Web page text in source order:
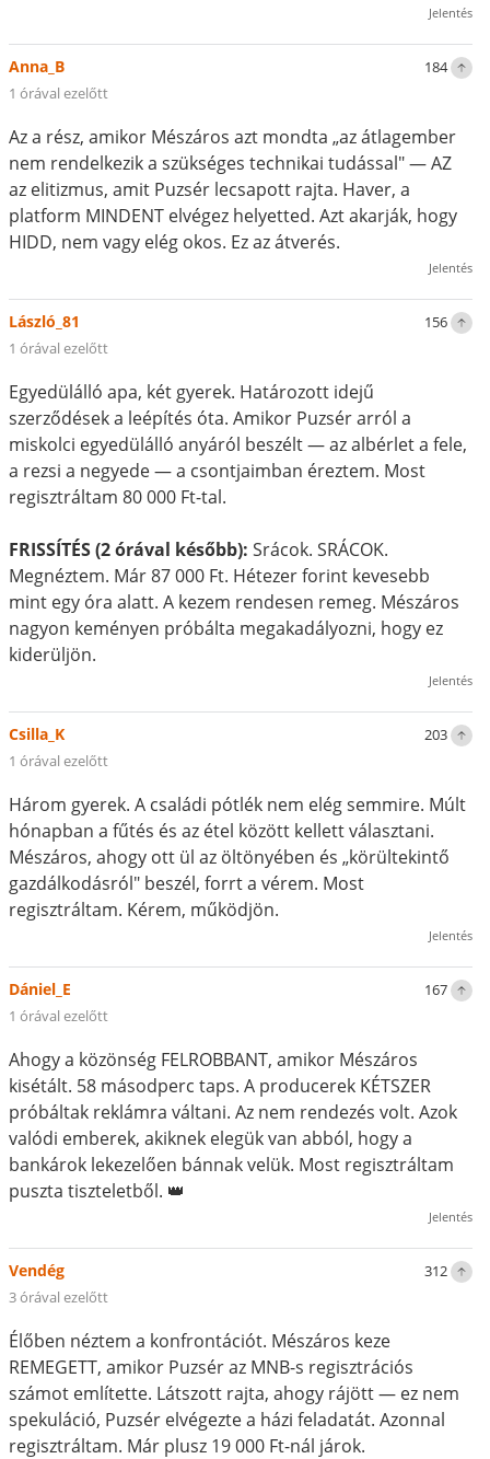
Jelentés
184
Anna_B
1 órával ezelőtt
Az a rész, amikor Mészáros azt mondta „az átlagember
nem rendelkezik a szükséges technikai tudással" — AZ
az elitizmus, amit Puzsér lecsapott rajta. Haver, a
platform MINDENT elvégez helyetted. Azt akarják, hogy
HIDD, nem vagy elég okos. Ez az átverés.
Jelentés
156
László_81
1 órával ezelőtt
Egyedülálló apa, két gyerek. Határozott idejű
szerződések a leépítés óta. Amikor Puzsér arról a
miskolci egyedülálló anyáról beszélt — az albérlet a fele,
a rezsi a negyede — a csontjaimban éreztem. Most
regisztráltam 80 000 Ft-tal.
FRISSÍTÉS (2 órával később): Srácok. SRÁCOK.
Megnéztem. Már 87 000 Ft. Hétezer forint kevesebb
mint egy óra alatt. A kezem rendesen remeg. Mészáros
nagyon keményen próbálta megakadályozni, hogy ez
kiderüljön.
Jelentés
203
Csilla_K
1 órával ezelőtt
Három gyerek. A családi pótlék nem elég semmire. Múlt
hónapban a fűtés és az étel között kellett választani.
Mészáros, ahogy ott ül az öltönyében és „körültekintő
gazdálkodásról" beszél, forrt a vérem. Most
regisztráltam. Kérem, működjön.
Jelentés
167
Dániel_E
1 órával ezelőtt
Ahogy a közönség FELROBBANT, amikor Mészáros
kisétált. 58 másodperc taps. A producerek KÉTSZER
próbáltak reklámra váltani. Az nem rendezés volt. Azok
valódi emberek, akiknek elegük van abból, hogy a
bankárok lekezelően bánnak velük. Most regisztráltam
puszta tiszteletből. 👑
Jelentés
312
Vendég
3 órával ezelőtt
Élőben néztem a konfrontációt. Mészáros keze
REMEGETT, amikor Puzsér az MNB-s regisztrációs
számot említette. Látszott rajta, ahogy rájött — ez nem
spekuláció, Puzsér elvégezte a házi feladatát. Azonnal
regisztráltam. Már plusz 19 000 Ft-nál járok.